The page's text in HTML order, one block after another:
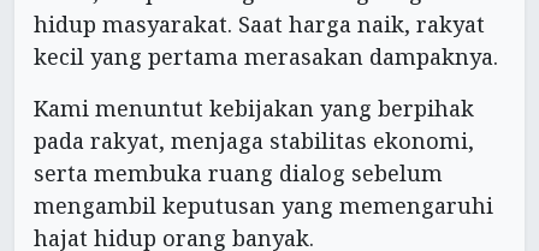
hidup masyarakat. Saat harga naik, rakyat
kecil yang pertama merasakan dampaknya.
Kami menuntut kebijakan yang berpihak
pada rakyat, menjaga stabilitas ekonomi,
serta membuka ruang dialog sebelum
mengambil keputusan yang memengaruhi
hajat hidup orang banyak.